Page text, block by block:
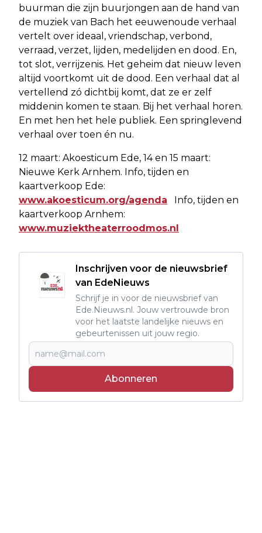
buurman die zijn buurjongen aan de hand van
de muziek van Bach het eeuwenoude verhaal
vertelt over ideaal, vriendschap, verbond,
verraad, verzet, lijden, medelijden en dood. En,
tot slot, verrijzenis. Het geheim dat nieuw leven
altijd voortkomt uit de dood. Een verhaal dat al
vertellend zó dichtbij komt, dat ze er zelf
middenin komen te staan. Bij het verhaal horen.
En met hen het hele publiek. Een springlevend
verhaal over toen én nu.
12 maart: Akoesticum Ede, 14 en 15 maart:
Nieuwe Kerk Arnhem. Info, tijden en
kaartverkoop Ede:
www.akoesticum.org/agenda Info, tijden en
kaartverkoop Arnhem:
www.muziektheaterroodmos.nl
Inschrijven voor de nieuwsbrief
van EdeNieuws
Schrijf je in voor de nieuwsbrief van
Ede.Nieuws.nl. Jouw vertrouwde bron
voor het laatste landelijke nieuws en
gebeurtenissen uit jouw regio.
Abonneren